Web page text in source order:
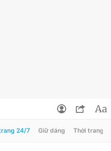
24/7 Giữ dáng Thời trang